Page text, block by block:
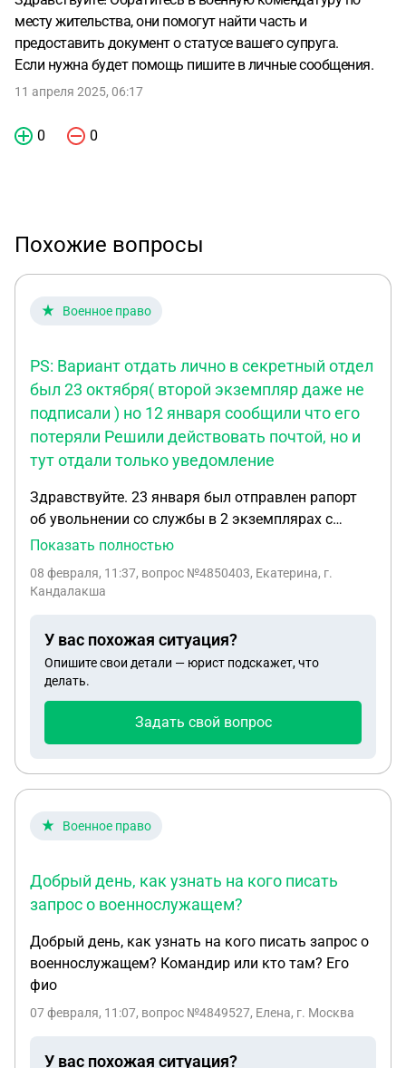
месту жительства, они помогут найти часть и
предоставить документ о статусе вашего супруга.
Если нужна будет помощь пишите в личные сообщения.
11 апреля 2025, 06:17
0 0
Похожие вопросы
Военное право
PS: Вариант отдать лично в секретный отдел
был 23 октября( второй экземпляр даже не
подписали ) но 12 января сообщили что его
потеряли Решили действовать почтой, но и
тут отдали только уведомление
Здравствуйте. 23 января был отправлен рапорт
об увольнении со службы в 2 экземплярах с
приложением всех документов и описью и
рапорте прописано что просим вернуть
нам вернули только почтовое уведомление о
получении письма с документами , подписанного
2 рапорта так и нет. Прошло больше 10 суток. В
течении какого времени должен вернуться
подписанный 2 экземпляр рапорта . И может ли
какие статьи ссылаться ? PS: Вариант отдать
экземпляр даже не подписали ) но 12 января
Благодарю за ответ.
Показать полностью
08 февраля, 11:37, вопрос №4850403, Екатерина, г.
Кандалакша
У вас похожая ситуация?
Опишите свои детали — юрист подскажет, что
делать.
Задать свой вопрос
Военное право
Добрый день, как узнать на кого писать
запрос о военнослужащем?
Добрый день, как узнать на кого писать запрос о
военнослужащем? Командир или кто там? Его
фио
07 февраля, 11:07, вопрос №4849527, Елена, г. Москва
У вас похожая ситуация?